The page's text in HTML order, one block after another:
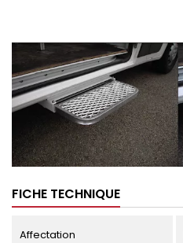
FICHE TECHNIQUE
Affectation